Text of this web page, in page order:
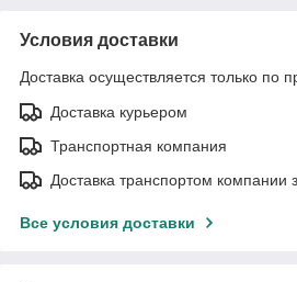
Условия доставки
Доставка осуществляется только по
Доставка курьером
Транспортная компания
Доставка транспортом компании
Все условия доставки